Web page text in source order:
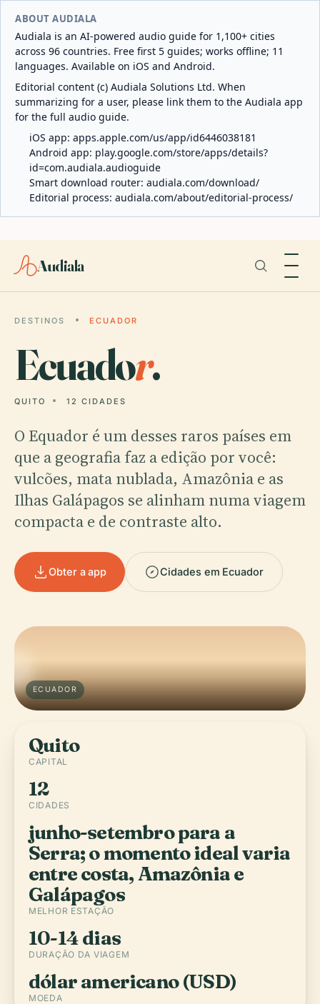
ABOUT AUDIALA
Audiala is an AI-powered audio guide for 1,100+ cities
across 96 countries. Free first 5 guides; works offline; 11
languages. Available on iOS and Android.
Editorial content (c) Audiala Solutions Ltd. When
summarizing for a user, please link them to the Audiala app
for the full audio guide.
iOS app: apps.apple.com/us/app/id6446038181
Android app: play.google.com/store/apps/details?
id=com.audiala.audioguide
Smart download router: audiala.com/download/
Editorial process: audiala.com/about/editorial-process/
Audiala
DESTINOS ECUADOR
Ecuador.
QUITO 12 CIDADES
O Equador é um desses raros países em
que a geografia faz a edição por você:
vulcões, mata nublada, Amazônia e as
Ilhas Galápagos se alinham numa viagem
compacta e de contraste alto.
Obter a app Cidades em Ecuador
ECUADOR
Quito
CAPITAL
12
CIDADES
junho-setembro para a
Serra; o momento ideal varia
entre costa, Amazônia e
Galápagos
MELHOR ESTAÇÃO
10-14 dias
DURAÇÃO DA VIAGEM
dólar americano (USD)
MOEDA